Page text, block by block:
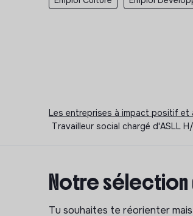
Les entreprises à impact positif
Travailleur social chargé d'ASLL
Notre sélection
Tu souhaites te réorienter